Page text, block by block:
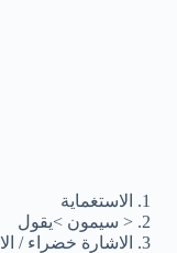
الاستغماية
< سيمون >يقول
الاشارة خضراء /